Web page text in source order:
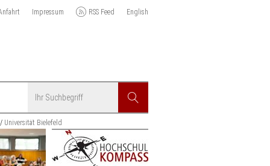
Impressum RSS Feed English
Suchen
Universität Bielefeld